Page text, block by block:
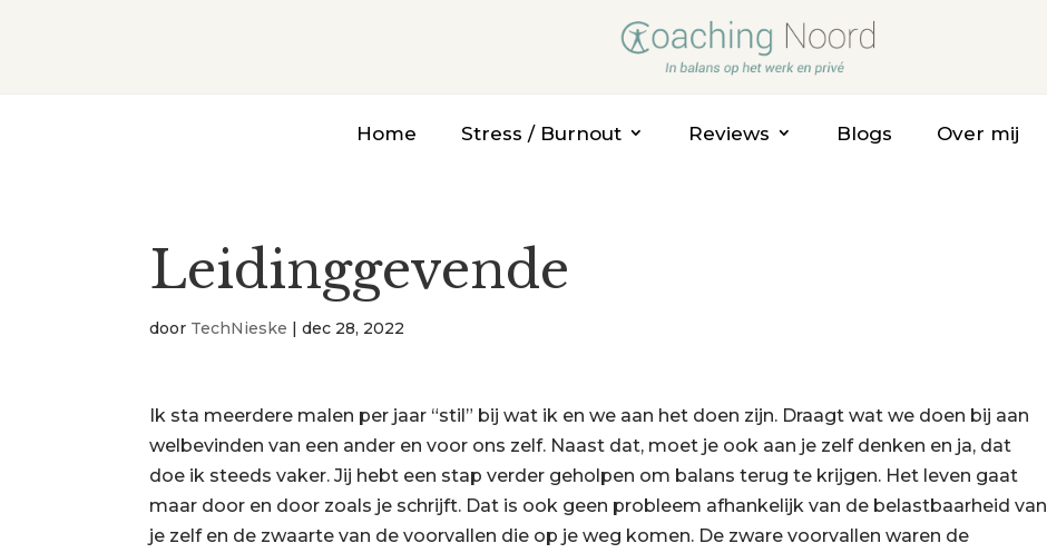
Home Stress / Burnout Reviews Blogs Over mij
Leidinggevende
door TechNieske |dec 28, 2022
Ik sta meerdere malen per jaar “stil” bij wat ik en we aan het doen zijn. Draagt wat we doen bij aan
welbevinden van een ander en voor ons zelf. Naast dat, moet je ook aan je zelf denken en ja, dat
doe ik steeds vaker. Jij hebt een stap verder geholpen om balans terug te krijgen. Het leven gaat
maar door en door zoals je schrijft. Dat is ook geen probleem afhankelijk van de belastbaarheid van
je zelf en de zwaarte van de voorvallen die op je weg komen. De zware voorvallen waren de